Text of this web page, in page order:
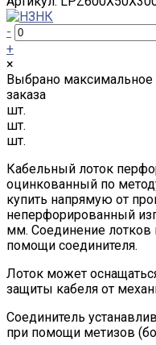
-
+
×
Выбрано максимальное
заказа
шт.
шт.
шт.
Кабельный лоток
оцинкованный по
купить напрямую от
неперфорированный
мм. Соединение лотков
помощи соединителя.
Лоток может
защиты кабеля от
Соединитель
при помощи метизов